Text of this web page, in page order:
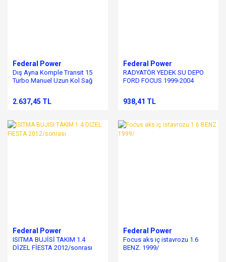
Federal Power
Dış Ayna Komple Transit 15
Turbo Manuel Uzun Kol Sağ
2.637,45 TL
Federal Power
RADYATÖR YEDEK SU DEPO
FORD FOCUS 1999-2004
938,41 TL
Federal Power
ISITMA BUJİSİ TAKIM 1.4
DİZEL FİESTA 2012/sonrası
Federal Power
Focus aks iç istavrozu 1.6
BENZ. 1999/